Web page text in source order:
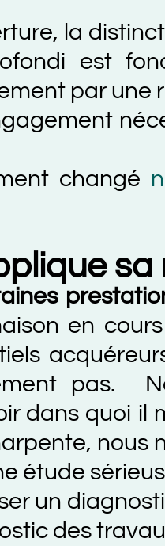
distinction
est
par une
changénotre
sa
prestations
cours
pas. Nous
quoi il met
nous ne
sérieuse,
diagnostic
travaux,